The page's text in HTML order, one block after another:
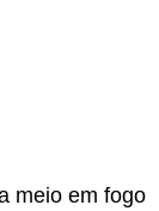
meio em fogo